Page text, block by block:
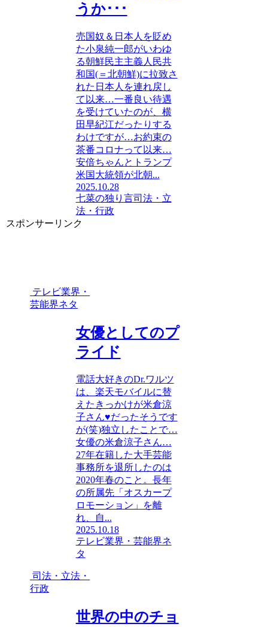
うか･･･
売国奴＆日本人を貶め
た小泉純一郎がいわゆ
る朝鮮民主主義人民共
和国(＝北朝鮮)に拉致さ
れた日本人を連れ戻し
て以来…一番良い待遇
を受けていたのが、横
田早紀江だったりする
わけですが…お約束の
茶番コロナって以来…
安倍ちゃんとトランプ
米国大統領が北朝...
2025.10.28
七菜の独り言司法・立
法・行政
スポンサーリンク
テレビ業界・
芸能界ネタ
女優としてのプ
ライド
電話大好きのDr.ワルツ
は、楽天モバイルに替
えたきっかけが米倉涼
子さん♥だったそうです
が(笑)独立したことで…
女優の米倉涼子さん…
27年在籍した大手芸能
事務所を退所したのは
2020年春のこと。長年
の所属先「オスカープ
ロモーション」を離
れ、自...
2025.10.18
テレビ業界・芸能界ネ
タ
司法・立法・
行政
世界の中のチョ